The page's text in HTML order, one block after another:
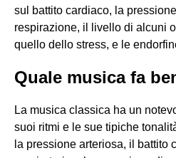
sul battito cardiaco, la
respirazione, il livello di alcuni
quello dello stress, e le
Quale musica fa
La musica classica ha un
suoi ritmi e le sue tipiche
la pressione arteriosa, il battito